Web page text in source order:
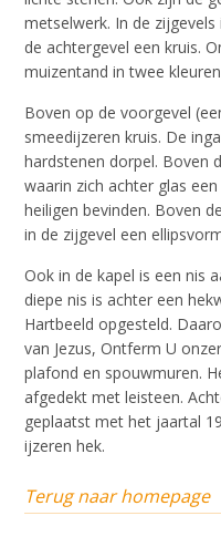
metselwerk. In de
de achtergevel een kruis.
muizentand in twee
Boven op de voorgevel
smeedijzeren kruis. De
hardstenen dorpel. Boven
waarin zich achter glas
heiligen bevinden. Boven
in de zijgevel een
Ook in de kapel is een nis
diepe nis is achter een
Hartbeeld opgesteld.
van Jezus, Ontferm U
plafond en spouwmuren.
afgedekt met leisteen.
geplaatst met het jaartal
ijzeren hek.
Terug naar homepage